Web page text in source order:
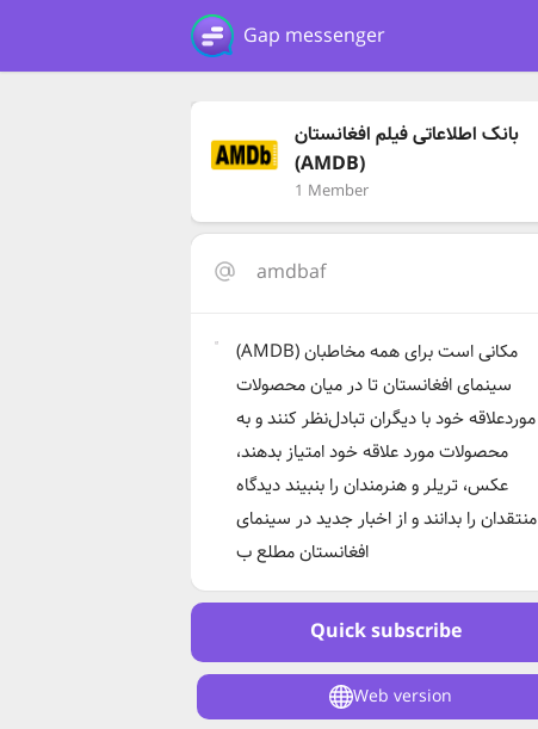
Gap messenger
بانک اطلاعاتی فیلم افغانستان
(AMDB)
1 Member
amdbaf
(AMDB) مکانی است برای همه مخاطبان
سینمای افغانستان تا در میان محصولات
موردعلاقه خود با دیگران تبادل‌نظر کنند و به
محصولات مورد علاقه خود امتیاز بدهند،
عکس، تریلر و هنرمندان را بنبیند دیدگاه
منتقدان را بدانند و از اخبار جدید در سینمای
افغانستان مطلع ب
Quick subscribe
Web version